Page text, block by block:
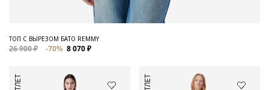
ТОП С ВЫРЕЗОМ БАТО REMMY
26 900 ₽ -70% 8 070 ₽